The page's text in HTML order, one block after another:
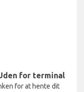
for terminal
for at hente dit